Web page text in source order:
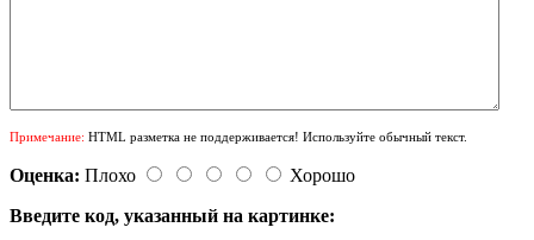
Примечание: HTML разметка не поддерживается! Используйте обычный текст.
Оценка: Плохо
Хорошо
Введите код, указанный на картинке: